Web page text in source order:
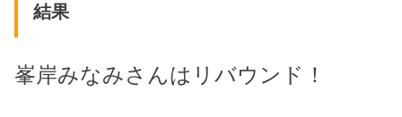
結果
峯岸みなみさんはリバウンド！